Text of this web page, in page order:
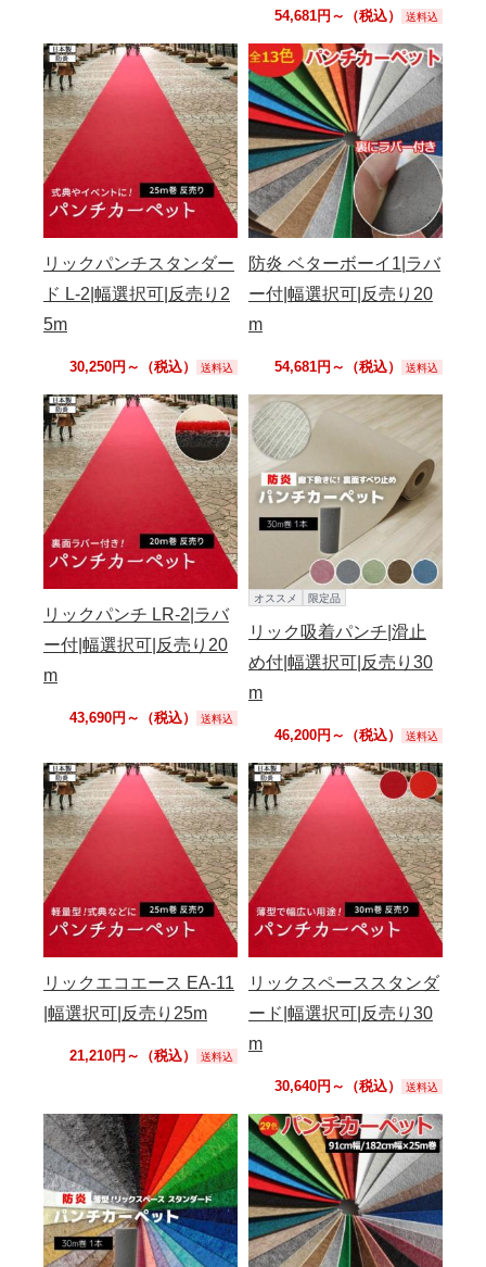
54,681円～（税込） 送料込
リックパンチスタンダー
ド L-2|幅選択可|反売り2
5m
30,250円～（税込） 送料込
防炎 ベターボーイ1|ラバ
ー付|幅選択可|反売り20
m
54,681円～（税込） 送料込
リックパンチ LR-2|ラバ
ー付|幅選択可|反売り20
m
43,690円～（税込） 送料込
オススメ 限定品
リック吸着パンチ|滑止
め付|幅選択可|反売り30
m
46,200円～（税込） 送料込
リックエコエース EA-11
|幅選択可|反売り25m
21,210円～（税込） 送料込
リックスペーススタンダ
ード|幅選択可|反売り30
m
30,640円～（税込） 送料込